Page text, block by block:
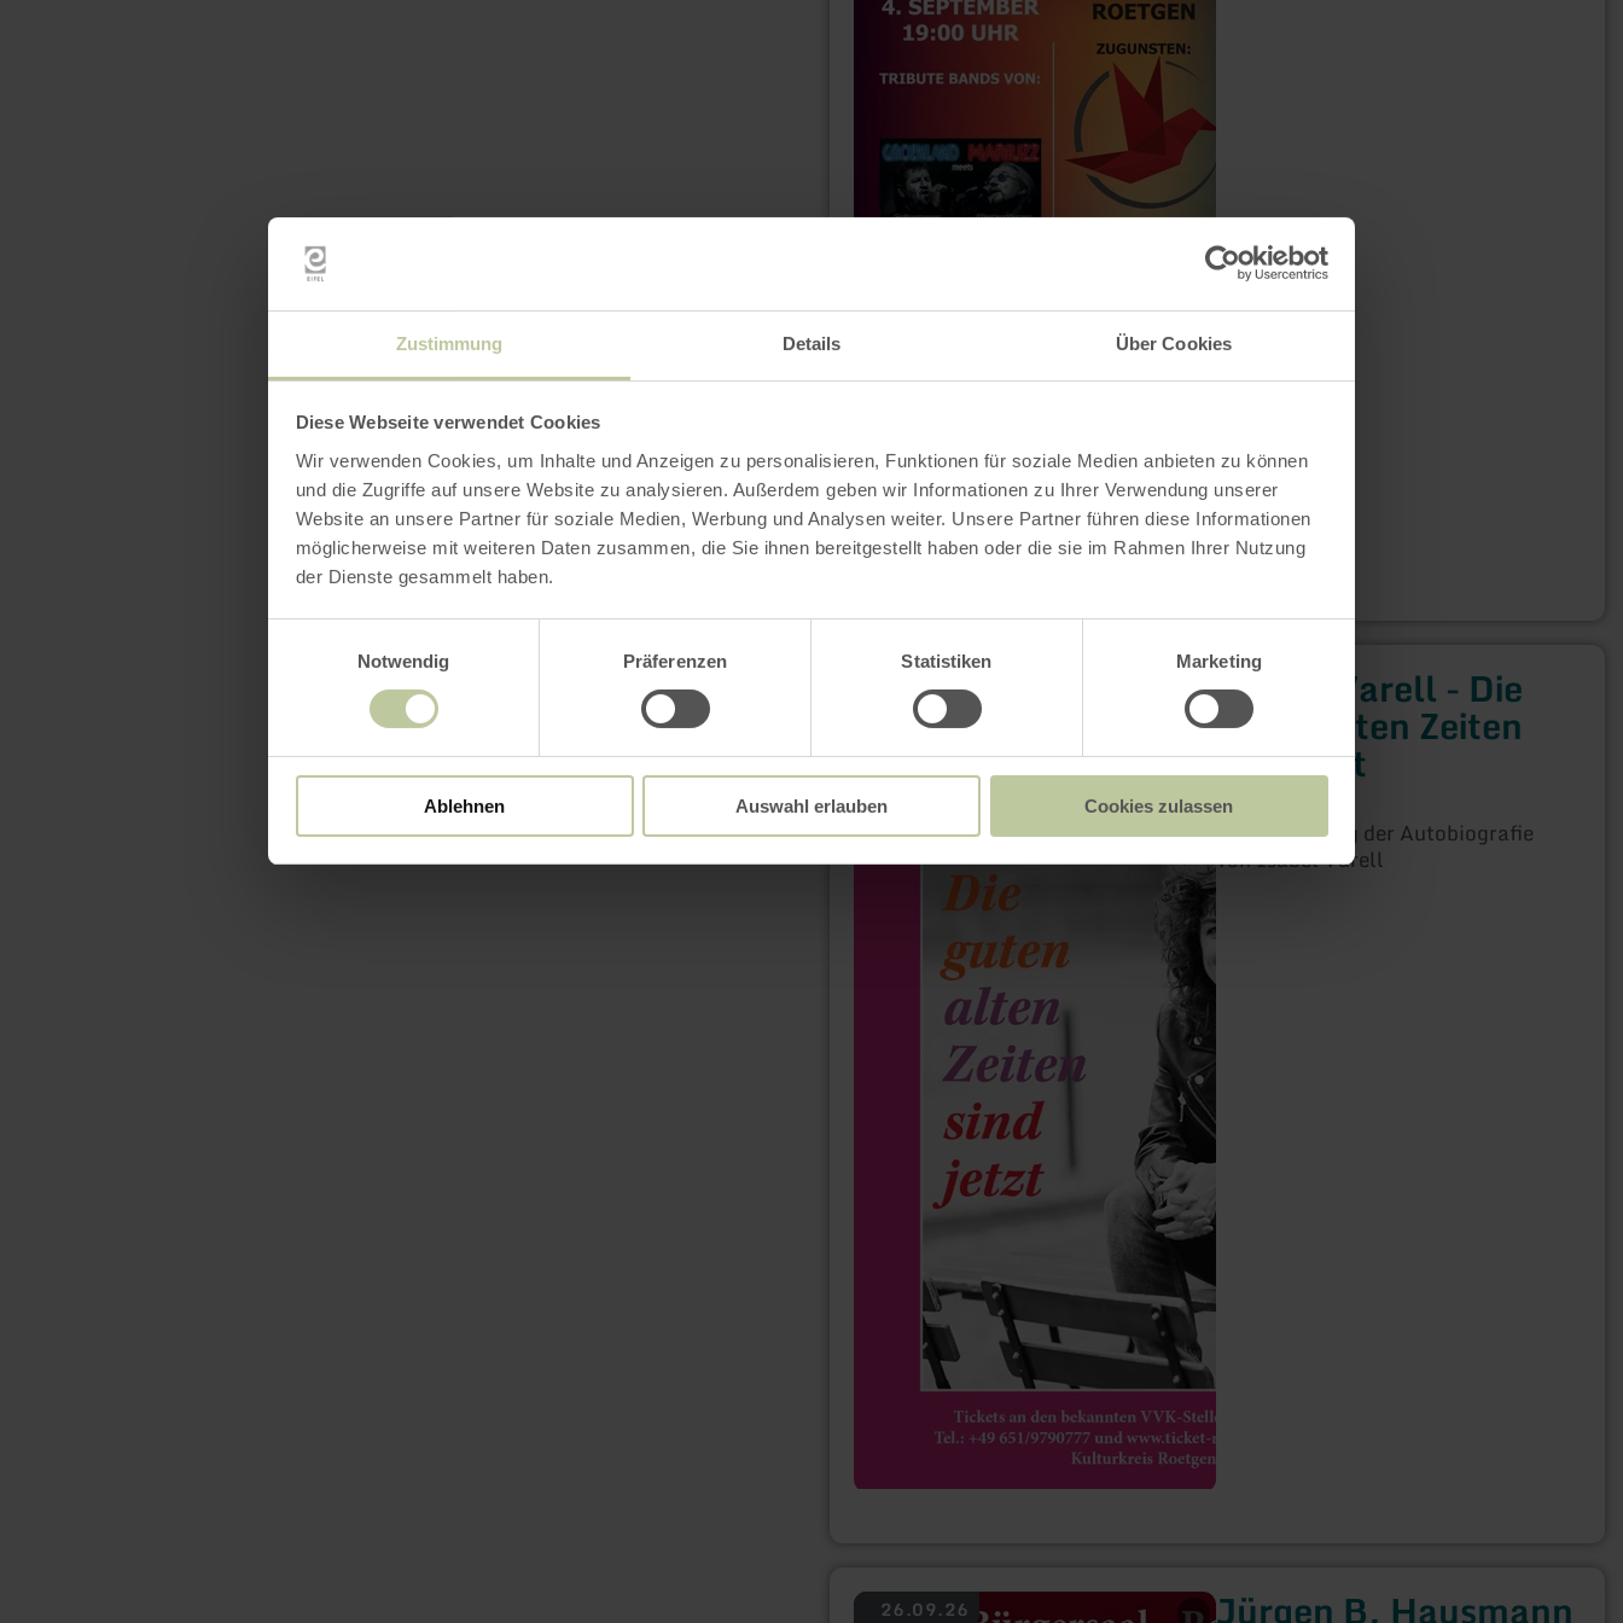
Zustimmung Details Über Cookies
Diese Webseite verwendet Cookies
Wir verwenden Cookies, um Inhalte und Anzeigen zu personalisieren, Funktionen für soziale Medien anbieten zu können
und die Zugriffe auf unsere Website zu analysieren. Außerdem geben wir Informationen zu Ihrer Verwendung unserer
Website an unsere Partner für soziale Medien, Werbung und Analysen weiter. Unsere Partner führen diese Informationen
möglicherweise mit weiteren Daten zusammen, die Sie ihnen bereitgestellt haben oder die sie im Rahmen Ihrer Nutzung
der Dienste gesammelt haben.
Notwendig
Präferenzen Statistiken Marketing
Ablehnen Auswahl erlauben Cookies zulassen
13.09.26 Isabel Varell - Die
guten alten Zeiten
sind jetzt
Autorenlesung der Autobiografie
von Isabel Varell
erfahren
Varell
-
guten
alten
sind
26.09.26 Jürgen B. Hausmann
mehr
erfahren